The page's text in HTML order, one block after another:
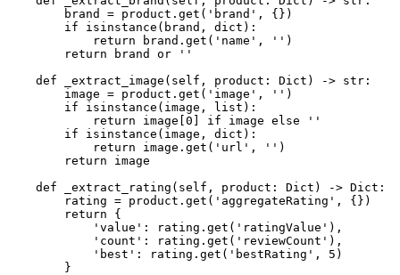
        brand = product.get('brand', {})
        if isinstance(brand, dict):
            return brand.get('name', '')
        return brand or ''
    def _extract_image(self, product: Dict) -> str:
        image = product.get('image', '')
        if isinstance(image, list):
            return image[0] if image else ''
        if isinstance(image, dict):
            return image.get('url', '')
        return image
    def _extract_rating(self, product: Dict) -> Dict:
        rating = product.get('aggregateRating', {})
        return {
            'value': rating.get('ratingValue'),
            'count': rating.get('reviewCount'),
            'best': rating.get('bestRating', 5)
        }